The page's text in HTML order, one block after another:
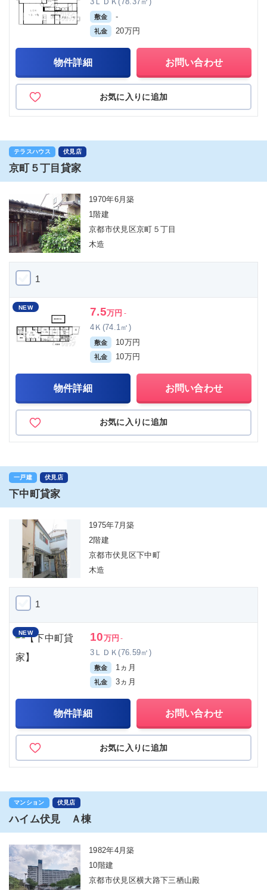
敷金 -
礼金 20万円
物件詳細 お問い合わせ
お気に入りに追加
テラスハウス 伏見店
京町５丁目貸家
1970年6月築
1階建
京都市伏見区京町５丁目
木造
1
NEW 7.5万円 -
4Ｋ(74.1㎡)
敷金 10万円
礼金 10万円
物件詳細 お問い合わせ
お気に入りに追加
一戸建 伏見店
下中町貸家
1975年7月築
2階建
京都市伏見区下中町
木造
1
NEW 10万円 -
3ＬＤＫ(76.59㎡)
敷金 1ヵ月
礼金 3ヵ月
物件詳細 お問い合わせ
お気に入りに追加
マンション 伏見店
ハイム伏見 Ａ棟
1982年4月築
10階建
京都市伏見区横大路下三栖山殿